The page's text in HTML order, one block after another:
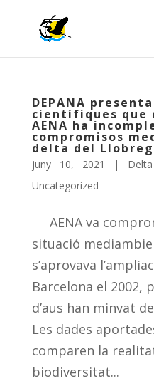
DEPANA
científiques que
AENA ha
compromisos
delta del
juny 10, 2021 |
Uncategorized
AENA va
situació
s’aprovava
Barcelona el 2002,
d’aus han minvat
Les dades
comparen la
biodiversitat...